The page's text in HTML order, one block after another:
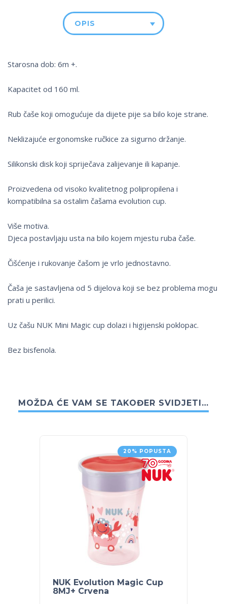
OPIS
Starosna dob: 6m +.
Kapacitet od 160 ml.
Rub čaše koji omogućuje da dijete pije sa bilo koje strane.
Neklizajuće ergonomske ručkice za sigurno držanje.
Silikonski disk koji spriječava zalijevanje ili kapanje.
Proizvedena od visoko kvalitetnog polipropilena i
kompatibilna sa ostalim čašama evolution cup.
Više motiva.
Djeca postavljaju usta na bilo kojem mjestu ruba čaše.
Čišćenje i rukovanje čašom je vrlo jednostavno.
Čaša je sastavljena od 5 dijelova koji se bez problema mogu
prati u perilici.
Uz čašu NUK Mini Magic cup dolazi i higijenski poklopac.
Bez bisfenola.
MOŽDA ĆE VAM SE TAKOĐER SVIDJETI…
20% POPUSTA
NUK Evolution Magic Cup
8MJ+ Crvena